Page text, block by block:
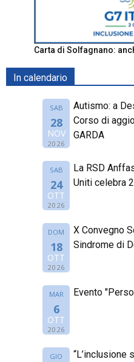
Carta di Solfagnano:
In calendario
SAB
28
NOV
2026
Autismo: a
Corso di
GARDA
SAB
24
OTT
2026
La RSD
Uniti celebra
DOM
18
OTT
2026
X Convegno
Sindrome di
MAR
6
OTT
2026
Evento
GIO
“L’inclusione